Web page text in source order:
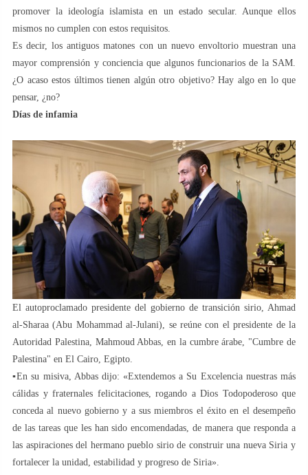
promover la ideología islamista en un estado secular. Aunque ellos
mismos no cumplen con estos requisitos.
Es decir, los antiguos matones con un nuevo envoltorio muestran una
mayor comprensión y conciencia que algunos funcionarios de la SAM.
¿O acaso estos últimos tienen algún otro objetivo? Hay algo en lo que
pensar, ¿no?
Días de infamia
El autoproclamado presidente del gobierno de transición sirio, Ahmad
al-Sharaa (Abu Mohammad al-Julani), se reúne con el presidente de la
Autoridad Palestina, Mahmoud Abbas, en la cumbre árabe, "Cumbre de
Palestina" en El Cairo, Egipto.
▪️En su misiva, Abbas dijo: «Extendemos a Su Excelencia nuestras más
cálidas y fraternales felicitaciones, rogando a Dios Todopoderoso que
conceda al nuevo gobierno y a sus miembros el éxito en el desempeño
de las tareas que les han sido encomendadas, de manera que responda a
las aspiraciones del hermano pueblo sirio de construir una nueva Siria y
fortalecer la unidad, estabilidad y progreso de Siria».